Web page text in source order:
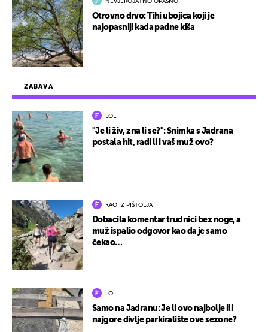
ZABAVA
LOL
"Je li živ, zna li se?": Snimka s Jadrana
postala hit, radi li i vaš muž ovo?
KAO IZ PIŠTOLJA
Dobacila komentar trudnici bez noge, a
muž ispalio odgovor kao da je samo
čekao…
LOL
Samo na Jadranu: Je li ovo najbolje ili
najgore divlje parkiralište ove sezone?
NEVJEROJATNO OPASNO
Otrovno drvo: Tihi ubojica koji je
najopasniji kada padne kiša